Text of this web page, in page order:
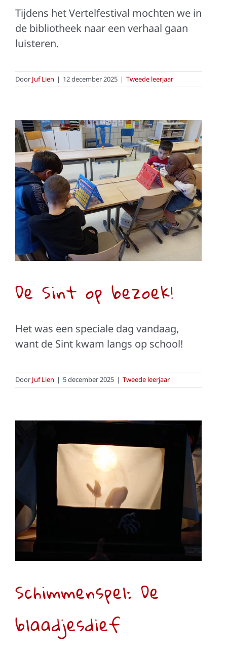
Tijdens het Vertelfestival mochten we in
de bibliotheek naar een verhaal gaan
luisteren.
Door Juf Lien | 12 december 2025 | Tweede leerjaar
De Sint op bezoek!
Tweede leerjaar
De Sint op bezoek!
Het was een speciale dag vandaag,
want de Sint kwam langs op school!
Door Juf Lien | 5 december 2025 | Tweede leerjaar
Schimmenspel: De
blaadjesdief
Tweede leerjaar
Schimmenspel: De
blaadjesdief